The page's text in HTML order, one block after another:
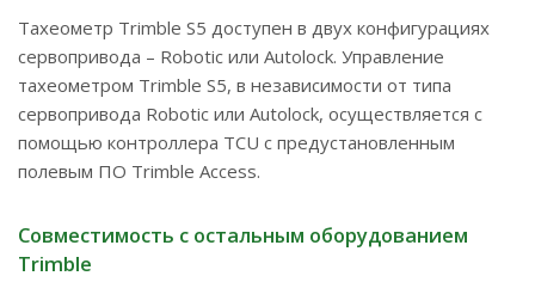
Тахеометр Trimble S5 доступен в двух конфигурациях
сервопривода – Robotic или Autolock. Управление
тахеометром Trimble S5, в независимости от типа
сервопривода Robotic или Autolock, осуществляется с
помощью контроллера TCU с предустановленным
полевым ПО Trimble Access.
Совместимость с остальным оборудованием
Trimble